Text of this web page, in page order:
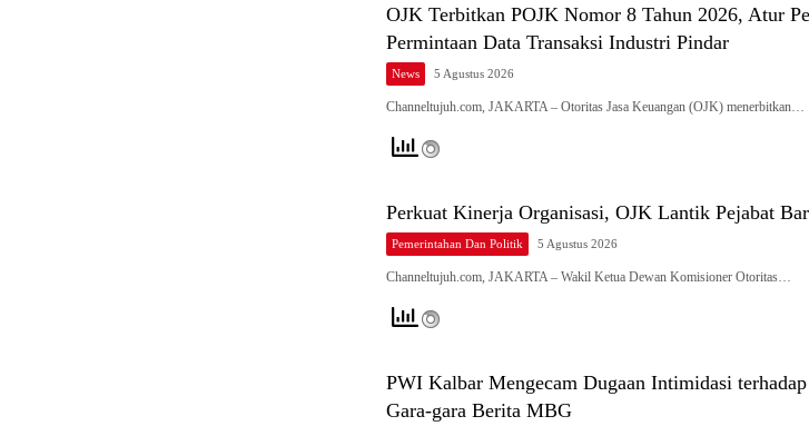
OJK Terbitkan POJK Nomor 8 Tahun 2026, Atur
Permintaan Data Transaksi Industri Pindar
News 5 Agustus 2026
Channeltujuh.com, JAKARTA – Otoritas Jasa Keuangan (OJK) menerbitkan…
Perkuat Kinerja Organisasi, OJK Lantik Pejabat
Pemerintahan Dan Politik 5 Agustus 2026
Channeltujuh.com, JAKARTA – Wakil Ketua Dewan Komisioner Otoritas…
PWI Kalbar Mengecam Dugaan Intimidasi
Gara-gara Berita MBG